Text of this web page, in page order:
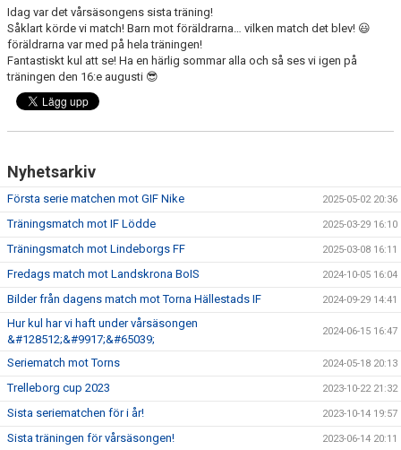
Idag var det vårsäsongens sista träning!
Såklart körde vi match! Barn mot föräldrarna… vilken match det blev! 😃
föräldrarna var med på hela träningen!
Fantastiskt kul att se! Ha en härlig sommar alla och så ses vi igen på
träningen den 16:e augusti 😎
Nyhetsarkiv
Första serie matchen mot GIF Nike 2025-05-02 20:36
Träningsmatch mot IF Lödde 2025-03-29 16:10
Träningsmatch mot Lindeborgs FF 2025-03-08 16:11
Fredags match mot Landskrona BoIS 2024-10-05 16:04
Bilder från dagens match mot Torna Hällestads IF 2024-09-29 14:41
Hur kul har vi haft under vårsäsongen
&#128512;&#9917;&#65039;
2024-06-15 16:47
Seriematch mot Torns 2024-05-18 20:13
Trelleborg cup 2023 2023-10-22 21:32
Sista seriematchen för i år! 2023-10-14 19:57
Sista träningen för vårsäsongen! 2023-06-14 20:11